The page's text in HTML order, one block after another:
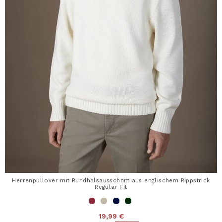
Herrenpullover mit Rundhalsausschnitt aus englischem Rippstrick
Regular Fit
19,99 €